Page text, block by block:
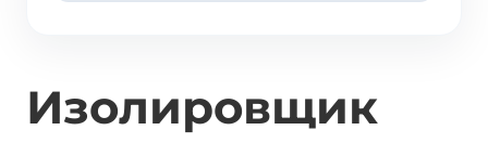
Изолировщик